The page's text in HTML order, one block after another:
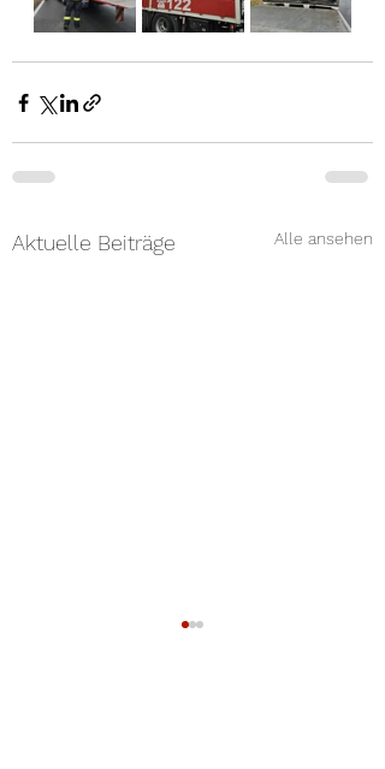
Aktuelle Beiträge Alle ansehen